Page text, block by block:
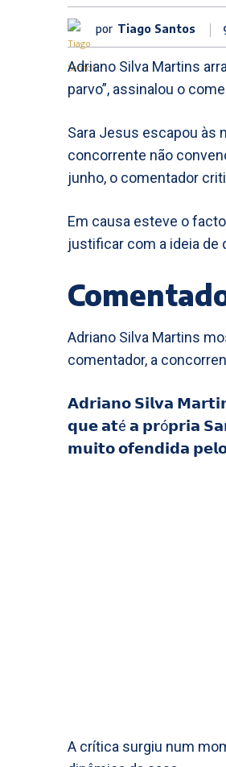
por Tiago Santos
Adriano Silva Martins
parvo”, assinalou o
Sara Jesus escapou às
concorrente não
junho, o comentador
Em causa esteve o
justificar com a ideia de
Adriano Silva Martins
comentador, a
𝗔𝗱𝗿𝗶𝗮𝗻𝗼 𝗦𝗶𝗹𝘃𝗮
𝗾𝘂𝗲 𝗮𝘁é 𝗮 𝗽𝗿ó𝗽𝗿𝗶𝗮
𝗺𝘂𝗶𝘁𝗼 𝗼𝗳𝗲𝗻𝗱𝗶𝗱𝗮
A crítica surgiu num